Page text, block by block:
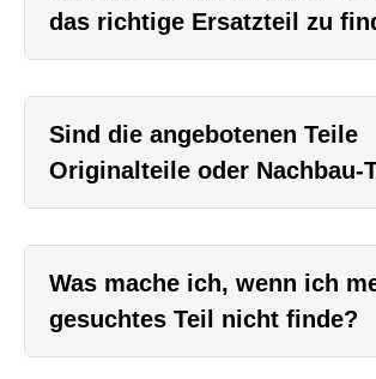
das richtige Ersatzteil zu
Sind die angebotenen Teile
Originalteile oder Nachbau-
Was mache ich, wenn ich
gesuchtes Teil nicht finde?